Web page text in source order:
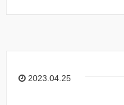
2023.04.25